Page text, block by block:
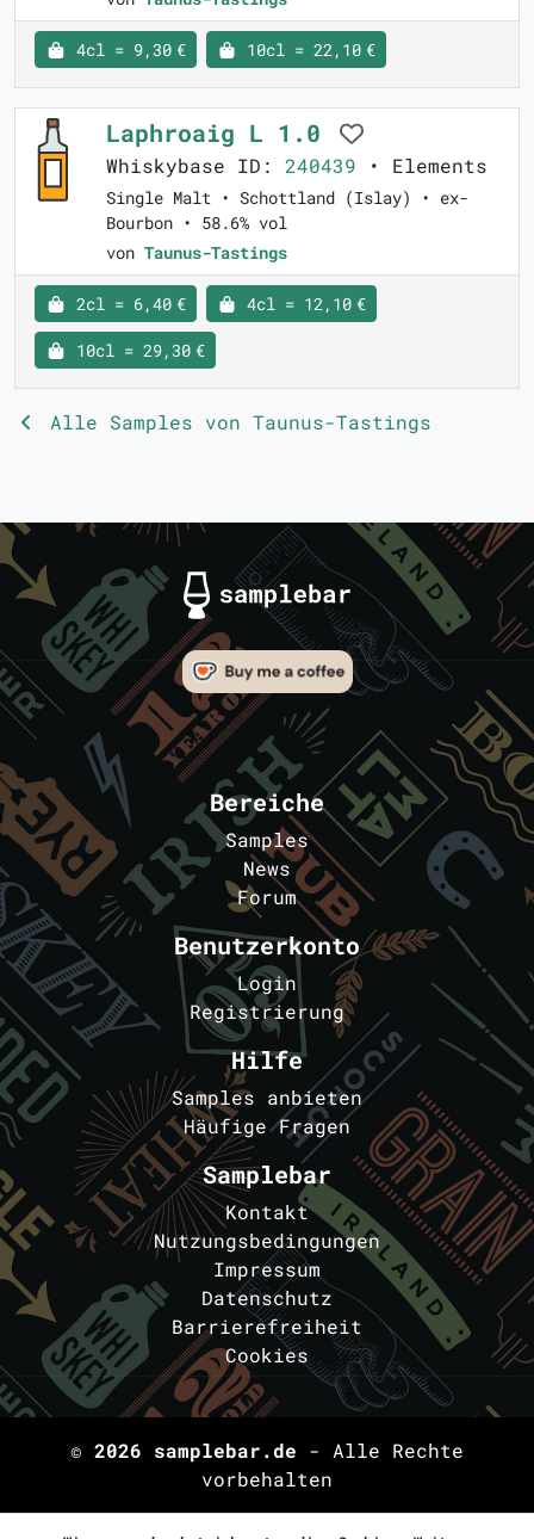
4cl = 9,30 € 10cl = 22,10 €
Laphroaig L 1.0
Whiskybase ID: 240439 • Elements
Single Malt • Schottland (Islay) • ex-
Bourbon • 58.6% vol
von Taunus-Tastings
2cl = 6,40 € 4cl = 12,10 €
10cl = 29,30 €
Alle Samples von Taunus-Tastings
Bereiche
Samples
News
Forum
Benutzerkonto
Login
Registrierung
Hilfe
Samples anbieten
Häufige Fragen
Samplebar
Kontakt
Nutzungsbedingungen
Impressum
Datenschutz
Barrierefreiheit
Cookies
© 2026 samplebar.de - Alle Rechte
vorbehalten